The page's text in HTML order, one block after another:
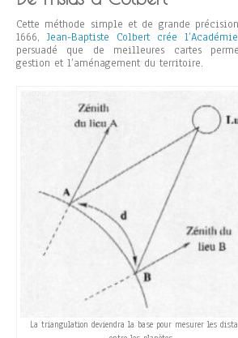
Cette méthode simple et de grande
1666, Jean-Baptiste Colbert crée
persuadé que de meilleures cartes
gestion et l’aménagement du territoire.
La triangulation deviendra la base pour mesurer les